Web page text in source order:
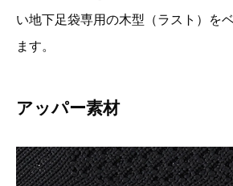
い地下足袋専用の木型（ラスト）を
ます。
アッパー素材